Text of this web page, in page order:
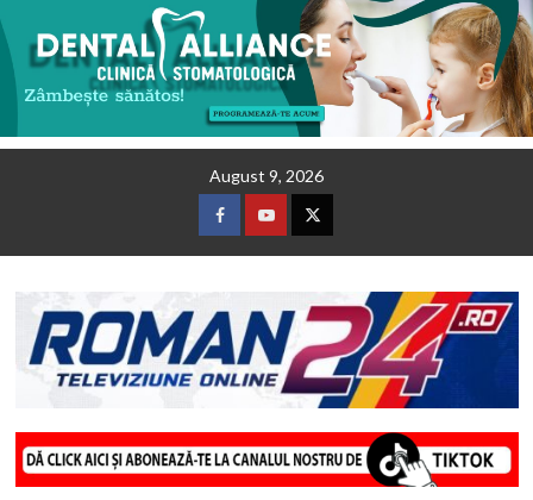
August 9, 2026
FacebookYoutubeTwitter